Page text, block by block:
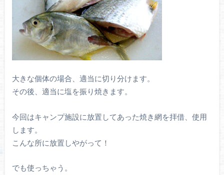
大きな個体の場合、適当に切り分けます。
その後、適当に塩を振り焼きます。
今回はキャンプ施設に放置してあった焼き網を拝借、使用
します。
こんな所に放置しやがって！
でも使っちゃう。